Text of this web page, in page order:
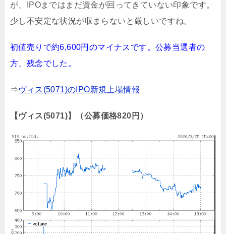
が、IPOまではまだ資金が回ってきていない印象です。
少し不安定な状況が収まらないと厳しいですね。
初値売りで約6,600円のマイナスです。公募当選者の
方、残念でした。
⇒ヴィス(5071)のIPO新規上場情報
【ヴィス(5071)】（公募価格820円）